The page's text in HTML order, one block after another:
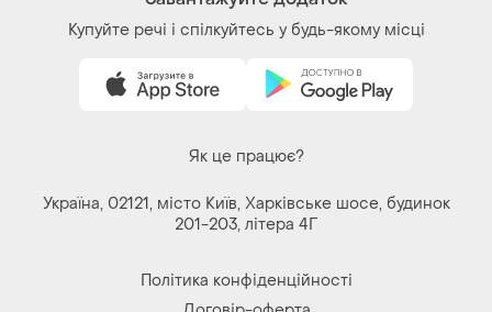
Як це працює?
Україна, 02121, місто Київ, Харківське шосе, будинок
Політика конфіденційності
Договір-оферта
Контакти
Ми у соц.мережах